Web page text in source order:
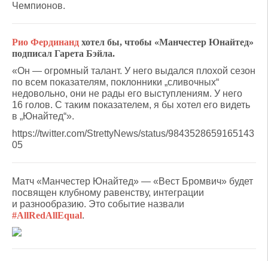
Чемпионов.
Рио Фердинанд хотел бы, чтобы «Манчестер Юнайтед»
подписал Гарета Бэйла.
«Он — огромный талант. У него выдался плохой сезон
по всем показателям, поклонники „сливочных“
недовольно, они не рады его выступлениям. У него
16 голов. С таким показателем, я бы хотел его видеть
в „Юнайтед“».
https://twitter.com/StrettyNews/status/9843528659165143
05
Матч «Манчестер Юнайтед» — «Вест Бромвич» будет
посвящен клубному равенству, интеграции
и разнообразию. Это событие назвали
#AllRedAllEqual.